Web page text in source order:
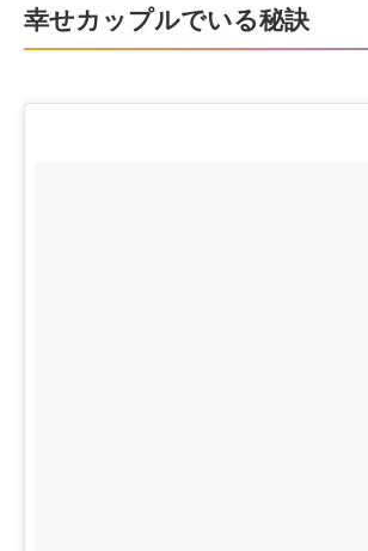
幸せカップルでいる秘訣